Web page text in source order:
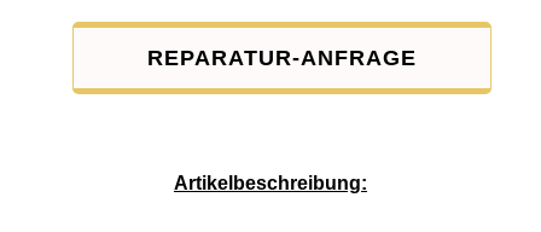
REPARATUR-ANFRAGE
Artikelbeschreibung: